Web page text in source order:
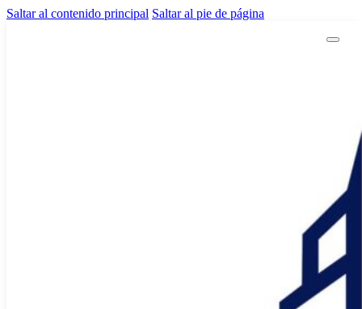
Saltar al contenido principal Saltar al pie de página